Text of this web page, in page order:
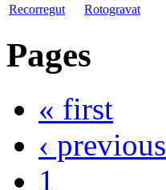
Recorregut
Rotogravat
Pages
« first
‹ previous
1